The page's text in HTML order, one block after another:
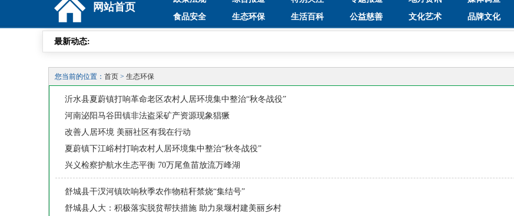
网站首页
食品安全
生态环保 生活百科 公益慈善 文化艺术 品牌文化
最新动态:
您当前的位置： 首页 > 生态环保
沂水县夏蔚镇打响革命老区农村人居环境集中整治“秋冬战役”
河南泌阳马谷田镇非法盗采矿产资源现象猖獗
改善人居环境 美丽社区有我在行动
夏蔚镇下江峪村打响农村人居环境集中整治“秋冬战役”
兴义检察护航水生态平衡 70万尾鱼苗放流万峰湖
舒城县干汊河镇吹响秋季农作物秸秆禁烧“集结号”
舒城县人大：积极落实脱贫帮扶措施 助力泉堰村建美丽乡村